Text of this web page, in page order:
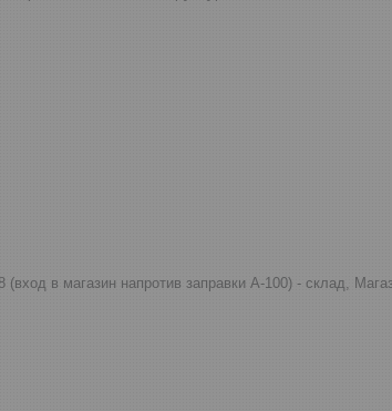
в магазин напротив заправки А-100) - склад,